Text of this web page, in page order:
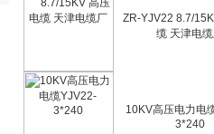
ZR-YJV22 8.7/
缆 天津电
10KV高压电力电
3*240